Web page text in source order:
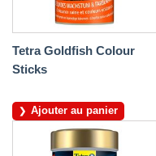
Tetra Goldfish Colour
Sticks
Ajouter au panier